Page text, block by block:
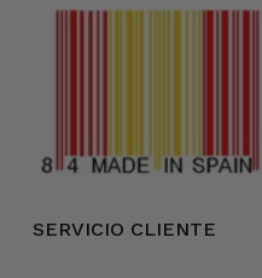
SERVICIO CLIENTE